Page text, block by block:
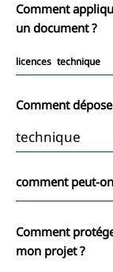
Comment
un document ?
licences technique
Comment
technique
comment peut-
Comment
mon projet ?